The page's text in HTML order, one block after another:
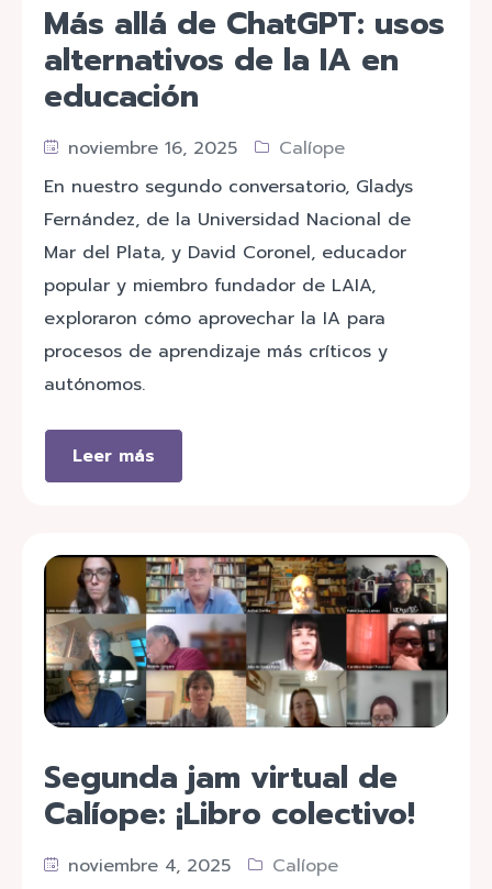
Más allá de ChatGPT: usos
alternativos de la IA en
educación
noviembre 16, 2025
Calíope
En nuestro segundo conversatorio, Gladys
Fernández, de la Universidad Nacional de
Mar del Plata, y David Coronel, educador
popular y miembro fundador de LAIA,
exploraron cómo aprovechar la IA para
procesos de aprendizaje más críticos y
autónomos.
Leer más
Segunda jam virtual de
Calíope: ¡Libro colectivo!
noviembre 4, 2025
Calíope